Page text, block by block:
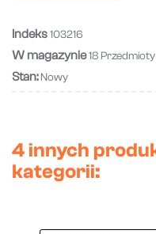
Indeks103216
W magazynie18 Przedmioty
Stan: Nowy
4 innych
kategorii: